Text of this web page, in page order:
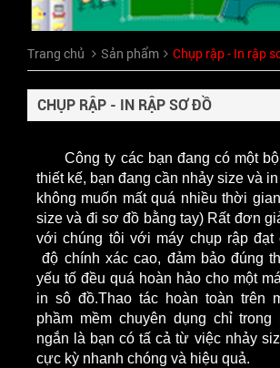
Trang chủ Sản phẩm Chụp rập - In rập
CHỤP RẬP - IN RẬP SƠ ĐỒ
Công ty các bạn đang có một bộ
thiết kế, bạn đang cần nhảy size và
không muốn mất quá nhiều thời
size và đi sơ đồ bằng tay) Rất đơn
với chúng tôi với máy chụp rập đạt
độ chính xác cao, đảm bảo đúng
yếu tố đều quá hoàn hảo cho một
in sô đồ.Thao tác hoàn toàn trên
phầm mềm chuyên dụng chỉ trong
ngắn là bạn có tấ cả từ việc nhảy
cực kỳ nhanh chóng và hiệu quả.